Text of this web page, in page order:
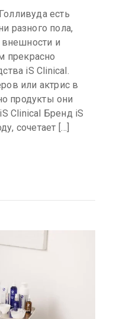
есть
разного пола,
внешности и
прекрасно
iS Clinical.
или актрис в
продукты они
Clinical Бренд iS
сочетает […]